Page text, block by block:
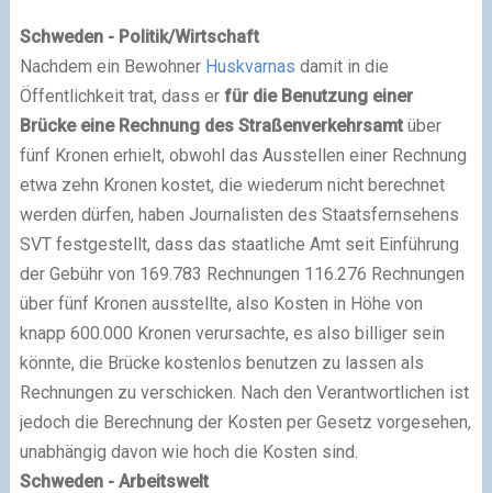
Schweden - Politik/Wirtschaft
Nachdem ein Bewohner Huskvarnas damit in die
Öffentlichkeit trat, dass er für die Benutzung einer
Brücke eine Rechnung des Straßenverkehrsamtüber
fünf Kronen erhielt, obwohl das Ausstellen einer Rechnung
etwa zehn Kronen kostet, die wiederum nicht berechnet
werden dürfen, haben Journalisten des Staatsfernsehens
SVT festgestellt, dass das staatliche Amt seit Einführung
der Gebühr von 169.783 Rechnungen 116.276 Rechnungen
über fünf Kronen ausstellte, also Kosten in Höhe von
knapp 600.000 Kronen verursachte, es also billiger sein
könnte, die Brücke kostenlos benutzen zu lassen als
Rechnungen zu verschicken. Nach den Verantwortlichen ist
jedoch die Berechnung der Kosten per Gesetz vorgesehen,
unabhängig davon wie hoch die Kosten sind.
Schweden - Arbeitswelt